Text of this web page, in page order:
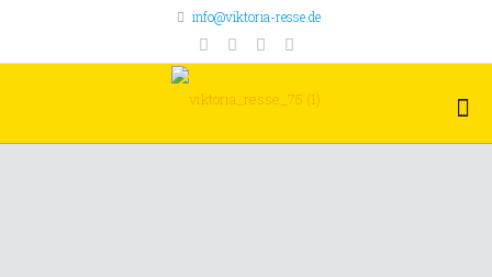
info@viktoria-resse.de